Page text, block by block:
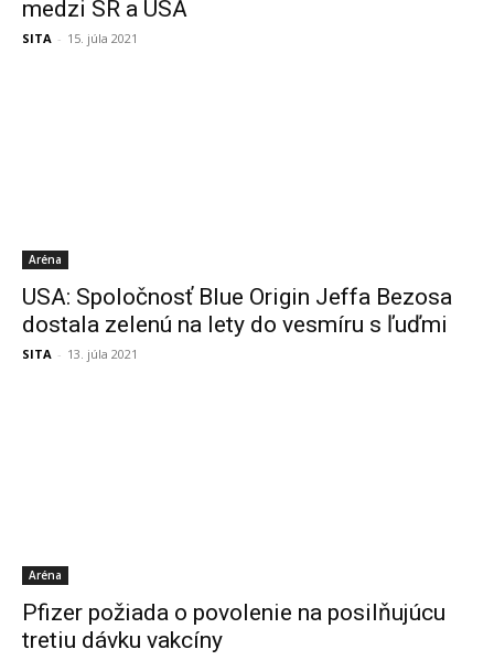
medzi SR a USA
SITA - 15. júla 2021
Aréna
USA: Spoločnosť Blue Origin Jeffa Bezosa
dostala zelenú na lety do vesmíru s ľuďmi
SITA - 13. júla 2021
Aréna
Pfizer požiada o povolenie na posilňujúcu
tretiu dávku vakcíny